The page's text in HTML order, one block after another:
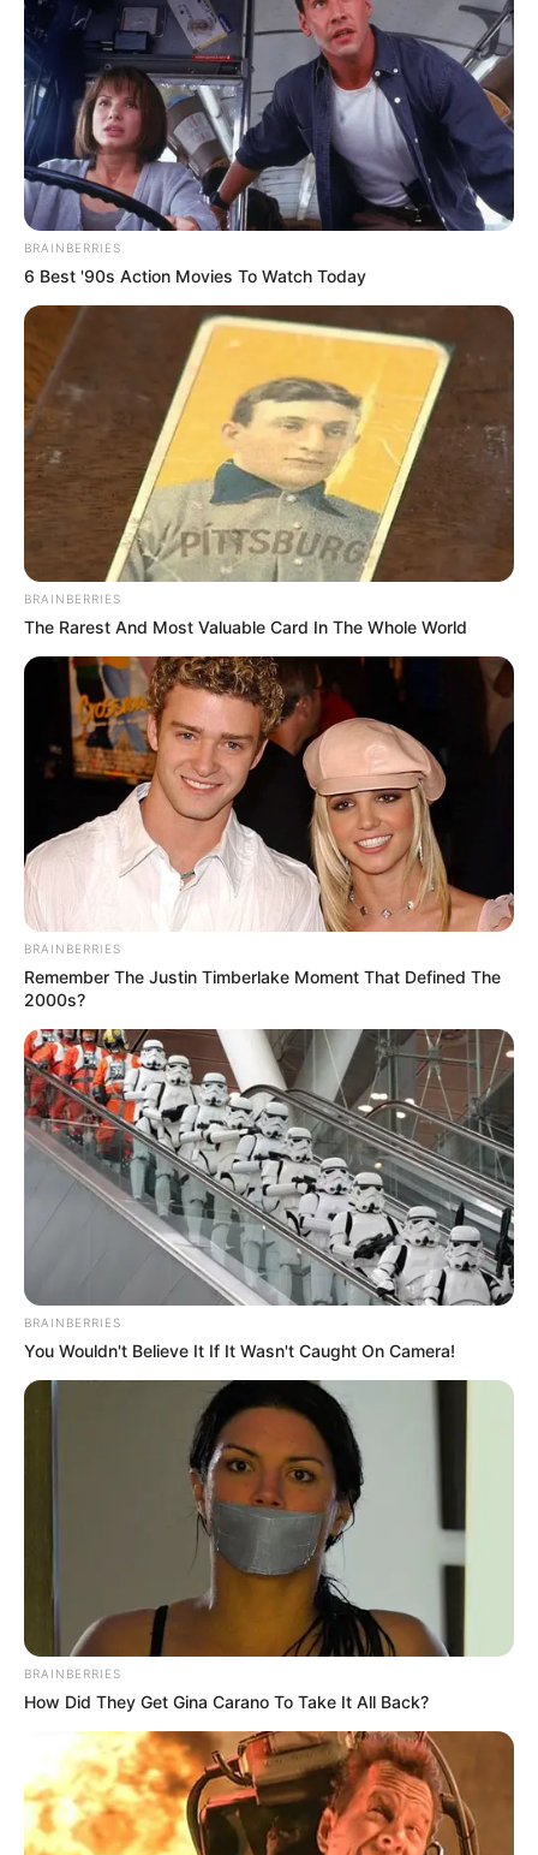
BRAINBERRIES
6 Best '90s Action Movies To Watch Today
BRAINBERRIES
The Rarest And Most Valuable Card In The Whole World
BRAINBERRIES
Remember The Justin Timberlake Moment That Defined The
2000s?
BRAINBERRIES
You Wouldn't Believe It If It Wasn't Caught On Camera!
BRAINBERRIES
How Did They Get Gina Carano To Take It All Back?